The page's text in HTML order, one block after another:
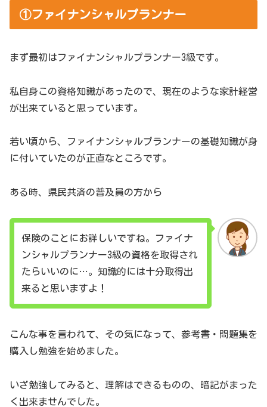
①ファイナンシャルプランナー
まず最初はファイナンシャルプランナー3級です。
私自身この資格知識があったので、現在のような家計経営
が出来ていると思っています。
若い頃から、ファイナンシャルプランナーの基礎知識が身
に付いていたのが正直なところです。
ある時、県民共済の普及員の方から
保険のことにお詳しいですね。ファイナ
ンシャルプランナー3級の資格を取得され
たらいいのに…。知識的には十分取得出
来ると思いますよ！
こんな事を言われて、その気になって、参考書・問題集を
購入し勉強を始めました。
いざ勉強してみると、理解はできるものの、暗記がまった
く出来ませんでした。